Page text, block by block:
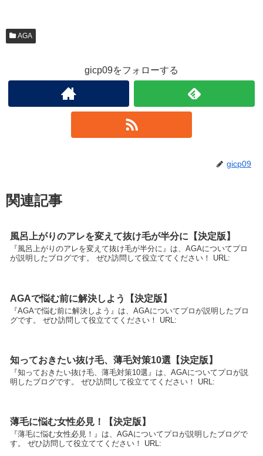
AGA
gicp09をフォローする
gicp09
関連記事
風呂上がりのアレを変えて抜け毛が半分に【決定版】
『風呂上がりのアレを変えて抜け毛が半分に』は、AGAについてプロ
が説明したブログです。 ぜひ訪問して役立ててください！ URL:
AGAで悩む前に解決しよう【決定版】
『AGAで悩む前に解決しよう』は、AGAについてプロが説明したブロ
グです。 ぜひ訪問して役立ててください！ URL:
知っておきたい抜け毛、薄毛対策10選【決定版】
『知っておきたい抜け毛、薄毛対策10選』は、AGAについてプロが説
明したブログです。 ぜひ訪問して役立ててください！ URL:
薄毛に悩む女性必見！【決定版】
『薄毛に悩む女性必見！』は、AGAについてプロが説明したブログで
す。 ぜひ訪問して役立ててください！ URL: